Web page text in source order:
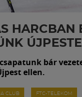
HARCBAN
bár
ellen.
CLUB FTC-TELEKOM